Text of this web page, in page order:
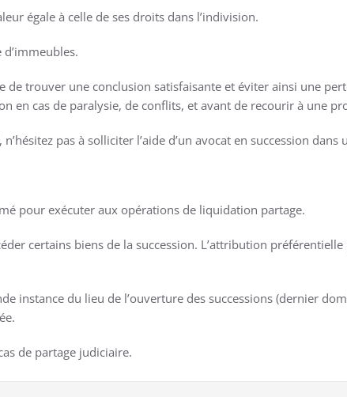
égale à celle de ses droits dans l’indivision.
de trouver une conclusion satisfaisante et éviter ainsi une
en cas de paralysie, de conflits, et avant de recourir à une
pas à solliciter l’aide d’un avocat en succession
pour exécuter aux opérations de liquidation partage.
certains biens de la succession. L’attribution
instance du lieu de l’ouverture des successions (dernier
de partage judiciaire.